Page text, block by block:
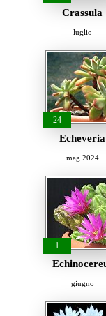
Crassula
luglio
24
Echeveria
mag 2024
1
giugno